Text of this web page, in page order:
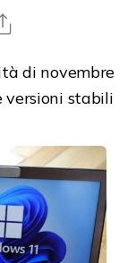
di novembre
versioni stabili